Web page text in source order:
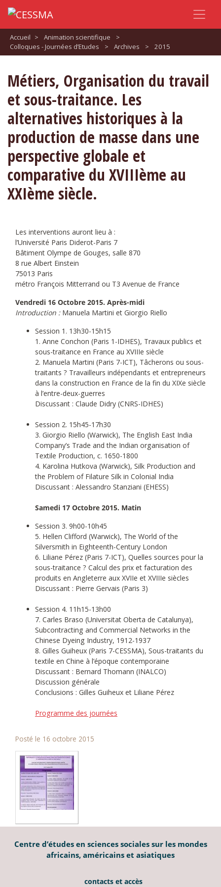
Accueil > Animation scientifique
>
Colloques - Journées d’Etudes
> Archives > 2015
Métiers, Organisation du travail
et sous-traitance. Les
alternatives historiques à la
production de masse dans une
perspective globale et
comparative du XVIIIème au
XXIème siècle.
Les interventions auront lieu à :
l’Université Paris Diderot-Paris 7
Bâtiment Olympe de Gouges, salle 870
8 rue Albert Einstein
75013 Paris
métro François Mitterrand ou T3 Avenue de France
Vendredi 16 Octobre 2015. Après-midi
Introduction :Manuela Martini et Giorgio Riello
Session 1. 13h30-15h15
1. Anne Conchon (Paris 1-IDHES), Travaux publics et
sous-traitance en France au XVIIIe siècle
2. Manuela Martini (Paris 7-ICT), Tâcherons ou sous-
traitants ? Travailleurs indépendants et entrepreneurs
dans la construction en France de la fin du XIXe siècle
à l’entre-deux-guerres
Discussant : Claude Didry (CNRS-IDHES)
Session 2. 15h45-17h30
3. Giorgio Riello (Warwick), The English East India
Company’s Trade and the Indian organisation of
Textile Production, c. 1650-1800
4. Karolina Hutkova (Warwick), Silk Production and
the Problem of Filature Silk in Colonial India
Discussant : Alessandro Stanziani (EHESS)
Samedi 17 Octobre 2015. Matin
Session 3. 9h00-10h45
5. Hellen Clifford (Warwick), The World of the
Silversmith in Eighteenth-Century London
6. Liliane Pérez (Paris 7-ICT), Quelles sources pour la
sous-traitance ? Calcul des prix et facturation des
produits en Angleterre aux XVIIe et XVIIIe siècles
Discussant : Pierre Gervais (Paris 3)
Session 4. 11h15-13h00
7. Carles Braso (Universitat Oberta de Catalunya),
Subcontracting and Commercial Networks in the
Chinese Dyeing Industry, 1912-1937
8. Gilles Guiheux (Paris 7-CESSMA), Sous-traitants du
textile en Chine à l’époque contemporaine
Discussant : Bernard Thomann (INALCO)
Discussion générale
Conclusions : Gilles Guiheux et Liliane Pérez
Programme des journées
Posté le 16 octobre 2015
Centre d’études en sciences sociales sur les mondes
africains, américains et asiatiques
contacts et accès